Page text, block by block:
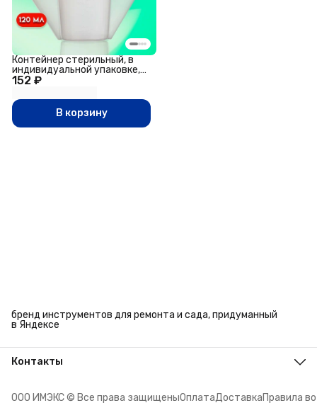
152 ₽
Контейнер стерильный, в
индивидуальной упаковке,
120 мл * 10 шт.
В корзину
бренд инструментов для ремонта и сада, придуманный
в Яндексе
Контакты
Телефон
ООО ИМЭКС © Все права защищеныОплатаДоставкаПравила